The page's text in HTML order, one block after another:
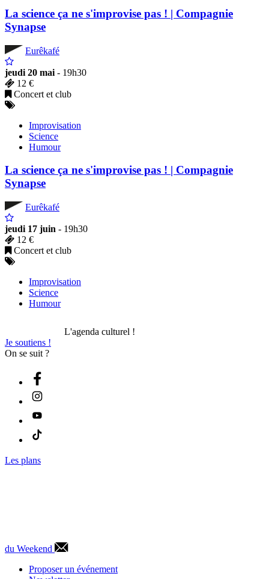
La science ça ne s'improvise pas ! | Compagnie
Synapse
Eurêkafé
jeudi 20 mai - 19h30
12 €
Concert et club
Improvisation
Science
Humour
La science ça ne s'improvise pas ! | Compagnie
Synapse
Eurêkafé
jeudi 17 juin - 19h30
12 €
Concert et club
Improvisation
Science
Humour
L'agenda culturel !
Je soutiens !
On se suit ?
Les plans
du Weekend
Proposer un événement